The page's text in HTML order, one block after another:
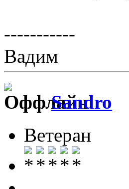
-----------
Вадим
Sandro
Ветеран